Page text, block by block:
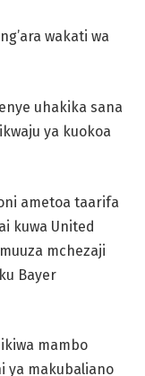
wakati wa
uhakika sana
ya kuokoa
ametoa taarifa
kuwa United
mchezaji
Bayer
mambo
ya makubaliano